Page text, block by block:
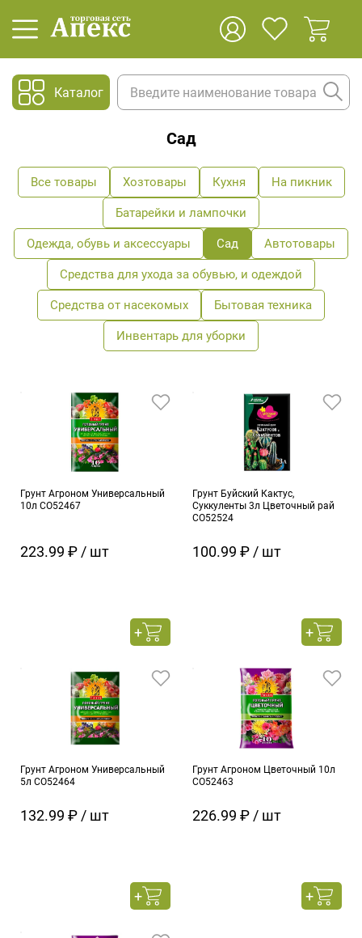
Каталог
Сад
Все товары Хозтовары Кухня На пикник
Батарейки и лампочки
Одежда, обувь и аксессуары Сад Автотовары
Средства для ухода за обувью, и одеждой
Средства от насекомых Бытовая техника
Инвентарь для уборки
Грунт Агроном Универсальный
10л СО52467
223.99 ₽ / шт
Грунт Буйский Кактус,
Суккуленты 3л Цветочный рай
СО52524
100.99 ₽ / шт
Грунт Агроном Универсальный
5л СО52464
132.99 ₽ / шт
Грунт Агроном Цветочный 10л
СО52463
226.99 ₽ / шт